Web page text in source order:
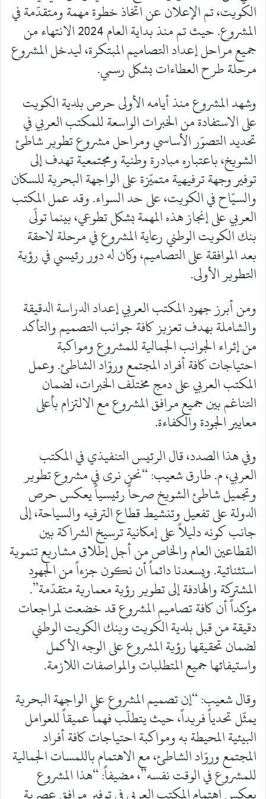
الكويت، تم الإعلان عن اتخاذ خطوة مهمة ومتقدّمة في
المشروع. حيث تم منذ بداية العام 2024 الانتهاء من
جميع مراحل إعداد التصاميم المبتكرة، ليدخل المشروع
مرحلة طرح العطاءات بشكل رسمي.
وشهد المشروع منذ أيامه الأولى حرص بلدية الكويت
على الاستفادة من الخبرات الواسعة للمكتب العربي في
تحديد التصوّر الأساسي ومراحل مشروع تطوير شاطئ
الشويخ، باعتباره مبادرة وطنية ومجتمعية تهدف إلى
توفير وجهة ترفيهية متميّزة على الواجهة البحرية للسكان
والسيّاح في الكويت، على حد السواء. وقد عمل المكتب
العربي على إنجاز هذه المهمة بشكل تطوعي، بينما تولّى
بنك الكويت الوطني رعاية المشروع في مرحلة لاحقة
بعد الموافقة على التصاميم، وكان له دور رئيسي في رؤية
التطوير الأولى.
ومن أبرز جهود المكتب العربي إعداد الدراسة الدقيقة
والشاملة بهدف تعزيز كافة جوانب التصميم والتأكد
من إثراء الجوانب الجمالية للمشروع ومواكبة
احتياجات كافة أفراد المجتمع وروّاد الشاطئ. وعمل
المكتب العربي على دمج مختلف الخبرات، لضمان
التناغم بين جميع مرافق المشروع مع الالتزام بأعلى
معايير الجودة والكفاءة.
وفي هذا الصدد، قال الرئيس التنفيذي في المكتب
العربي، م. طارق شعيب: “نحن نرى في مشروع تطوير
وتجميل شاطئ الشويخ صرحاً رئيسياً يعكس حرص
الدولة على تفعيل وتنشيط قطاع الترفيه والسياحة، إلى
جانب كونه دليلاً على إمكانية ترسيخ الشراكة بين
القطاعين العام والخاص من أجل إطلاق مشاريع تنموية
استثنائية. ويسعدنا دائماً أن نكون جزءاً من الجهود
المشتركة والهادفة إلى تطوير رؤية معمارية متقدّمة”.
مؤكداً أن كافة تصاميم المشروع قد خضعت لمراجعات
دقيقة من قبل بلدية الكويت وبنك الكويت الوطني
لضمان تحقيقها رؤية المشروع على الوجه الأكمل
واستيفائها جميع المتطلبات والمواصفات اللازمة.
وقال شعيب: “إن تصميم المشروع على الواجهة البحرية
يمثّل تحدياً فريداً، حيث يتطلّب فهماً عميقاً للعوامل
البيئية المحيطة به ومواكبة احتياجات كافة أفراد
المجتمع وروّاد الشاطئ، مع الاهتمام باللمسات الجمالية
للمشروع في الوقت نفسه”، مضيفاً: “هذا المشروع